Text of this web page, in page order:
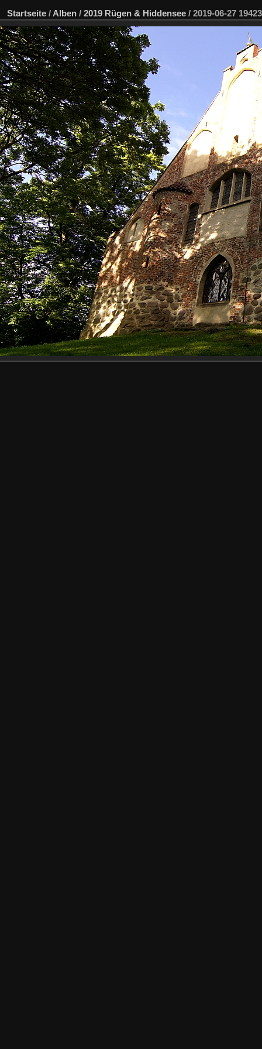
Startseite / Alben / 2019 Rügen & Hiddensee / 2019-06-27